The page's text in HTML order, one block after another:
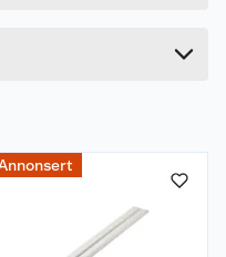
omtale ennå.